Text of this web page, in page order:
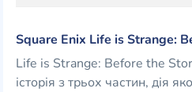
Square Enix Life is Strange:
Life is Strange: Before the
історія з трьох частин, дія